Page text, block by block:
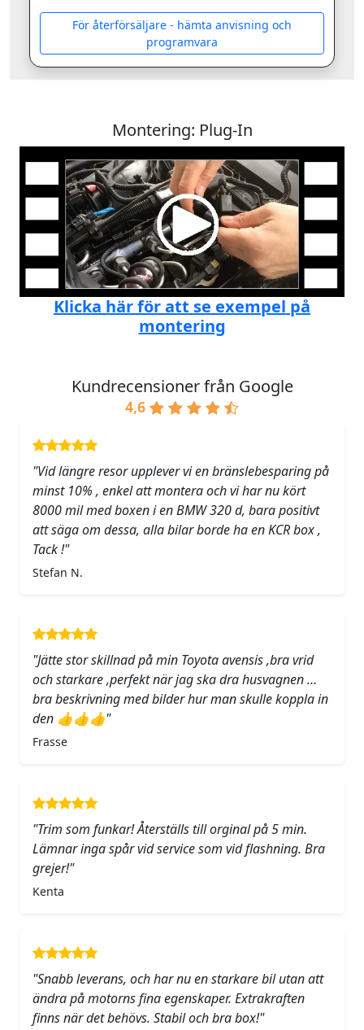
För återförsäljare - hämta anvisning och
programvara
Montering: Plug-In
Klicka här för att se exempel på
montering
Kundrecensioner från Google
4,6
"Vid längre resor upplever vi en bränslebesparing på
minst 10% , enkel att montera och vi har nu kört
8000 mil med boxen i en BMW 320 d, bara positivt
att säga om dessa, alla bilar borde ha en KCR box ,
Tack !"
Stefan N.
"Jätte stor skillnad på min Toyota avensis ,bra vrid
och starkare ,perfekt när jag ska dra husvagnen …
bra beskrivning med bilder hur man skulle koppla in
den 👍👍👍"
Frasse
"Trim som funkar! Återställs till orginal på 5 min.
Lämnar inga spår vid service som vid flashning. Bra
grejer!"
Kenta
"Snabb leverans, och har nu en starkare bil utan att
ändra på motorns fina egenskaper. Extrakraften
finns när det behövs. Stabil och bra box!"